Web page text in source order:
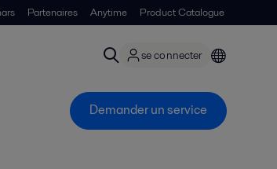
Partenaires Anytime Product Catalogue
se connecter
Demander un service